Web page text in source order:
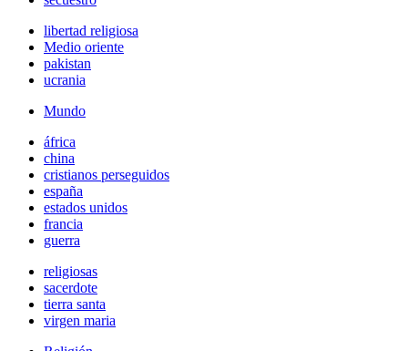
libertad religiosa
Medio oriente
pakistan
ucrania
Mundo
áfrica
china
cristianos perseguidos
españa
estados unidos
francia
guerra
religiosas
sacerdote
tierra santa
virgen maria